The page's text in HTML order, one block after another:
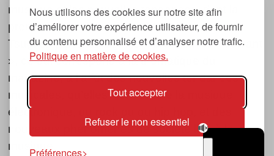
Nous utilisons des cookies sur notre site afin
d’améliorer votre expérience utilisateur, de fournir
du contenu personnalisé et d’analyser notre trafic.
Politique en matière de cookies.
Tout accepter
Refuser le non essentiel
Préférences
musique et les nouvelles tendances, dont la
première parution date de 2007.
Tsugi en japonais signifie « prochain », « suivant
», ce qui correspond à la thématique du
magazine, à l’affût des nouvelles tendances
musicales, qu’elles viennent de la musique
électronique, du rock ou du hip hop, et des
nouveaux phénomènes de société liés à la
musique.